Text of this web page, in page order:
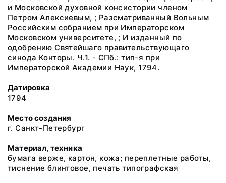
и Московской духовной консистории членом
Петром Алексиевым, ; Разсматриванный Вольным
Российским собранием при Императорском
Московском университете, ; И изданный по
одобрению Святейшаго правительствующаго
синода Конторы. Ч.1. - СПб.: тип-я при
Императорской Академии Наук, 1794.
Датировка
1794
Место создания
г. Санкт-Петербург
Материал, техника
бумага верже, картон, кожа; переплетные работы,
тиснение блинтовое, печать типографская